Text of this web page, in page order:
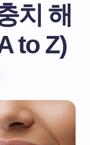
치 해
to Z)